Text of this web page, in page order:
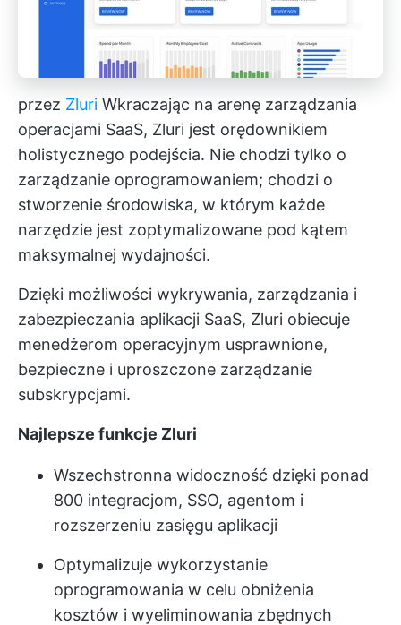
przez Zluri Wkraczając na arenę zarządzania
operacjami SaaS, Zluri jest orędownikiem
holistycznego podejścia. Nie chodzi tylko o
zarządzanie oprogramowaniem; chodzi o
stworzenie środowiska, w którym każde
narzędzie jest zoptymalizowane pod kątem
maksymalnej wydajności.
Dzięki możliwości wykrywania, zarządzania i
zabezpieczania aplikacji SaaS, Zluri obiecuje
menedżerom operacyjnym usprawnione,
bezpieczne i uproszczone zarządzanie
subskrypcjami.
Najlepsze funkcje Zluri
Wszechstronna widoczność dzięki ponad
800 integracjom, SSO, agentom i
rozszerzeniu zasięgu aplikacji
Optymalizuje wykorzystanie
oprogramowania w celu obniżenia
kosztów i wyeliminowania zbędnych